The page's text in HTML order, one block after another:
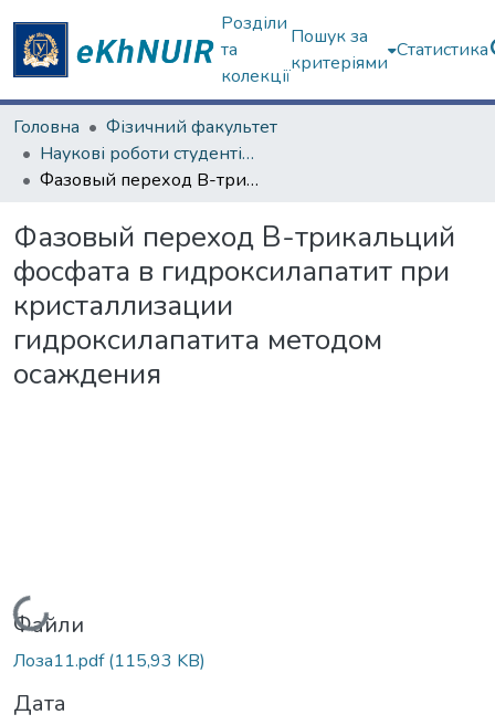
Розділи
та
колекції
Пошук за
критеріями
Статистика
Головна
Фізичний факультет
Наукові роботи студентів та аспірантів. Фізичний факультет
Фазовый переход В-трикальций фосфата в гидроксилапатит при кристаллизации гидроксилапатита методом осаждения
Фазовый переход В-трикальций
фосфата в гидроксилапатит при
кристаллизации
гидроксилапатита методом
осаждения
Вантажиться...
Файли
Лоза11.pdf(115,93 KB)
Дата